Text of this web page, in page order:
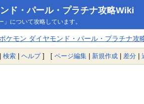
ド・パール・プラチナ攻略Wiki
」について攻略しています。
ポケモン ダイヤモンド・パール・プラチナ攻
| 検索 | ヘルプ] [ ページ編集 | 新規作成 | 差分 |